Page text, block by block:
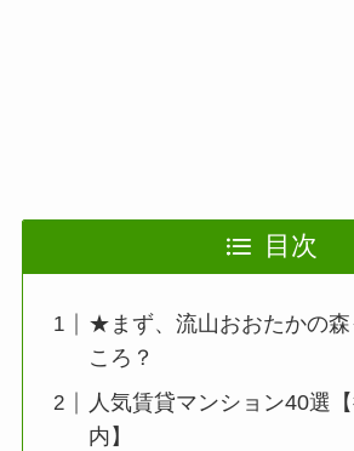
目次
★まず、流山おおたかの森
ころ？
人気賃貸マンション40選
内】